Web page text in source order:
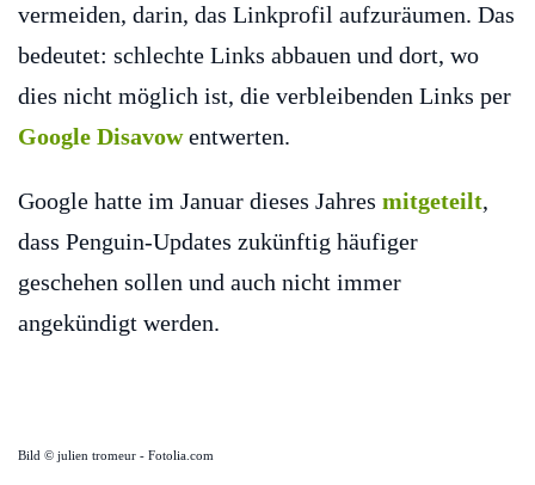
vermeiden, darin, das Linkprofil aufzuräumen. Das
bedeutet: schlechte Links abbauen und dort, wo
dies nicht möglich ist, die verbleibenden Links per
Google Disavowentwerten.
Google hatte im Januar dieses Jahres mitgeteilt,
dass Penguin-Updates zukünftig häufiger
geschehen sollen und auch nicht immer
angekündigt werden.
Bild © julien tromeur - Fotolia.com